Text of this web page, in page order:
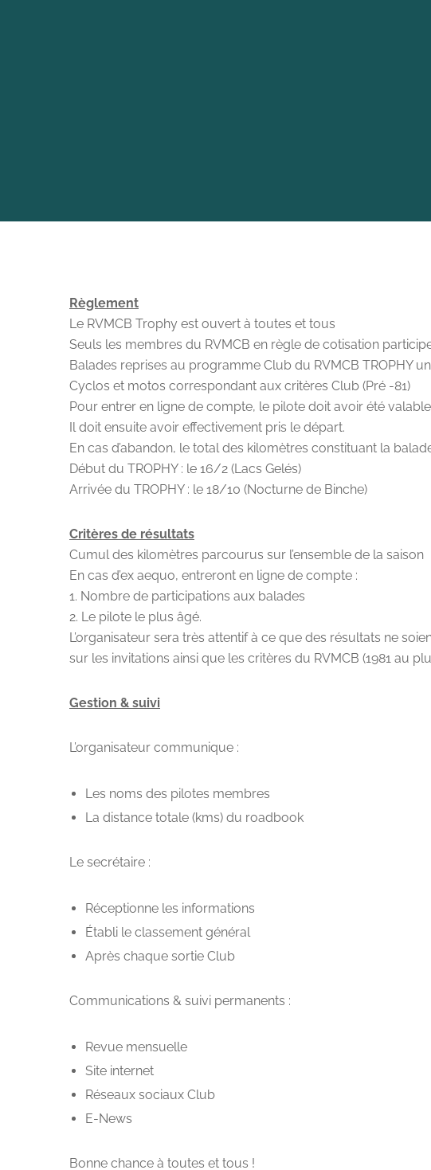
Règlement
Le RVMCB Trophy est ouvert à toutes et tous
Seuls les membres du RVMCB en règle de cotisation
Balades reprises au programme Club du RVMCB TROPHY
Cyclos et motos correspondant aux critères Club (Pré -81)
Pour entrer en ligne de compte, le pilote doit avoir été
Il doit ensuite avoir effectivement pris le départ.
En cas d’abandon, le total des kilomètres constituant la
Début du TROPHY : le 16/2 (Lacs Gelés)
Arrivée du TROPHY : le 18/10 (Nocturne de Binche)
Critères de résultats
Cumul des kilomètres parcourus sur l’ensemble de la saison
En cas d’ex aequo, entreront en ligne de compte :
1. Nombre de participations aux balades
2. Le pilote le plus âgé.
L’organisateur sera très attentif à ce que des résultats ne
sur les invitations ainsi que les critères du RVMCB (1981 au
Gestion & suivi
L’organisateur communique :
Les noms des pilotes membres
La distance totale (kms) du roadbook
Le secrétaire :
Réceptionne les informations
Établi le classement général
Après chaque sortie Club
Communications & suivi permanents :
Revue mensuelle
Site internet
Réseaux sociaux Club
E-News
Bonne chance à toutes et tous !